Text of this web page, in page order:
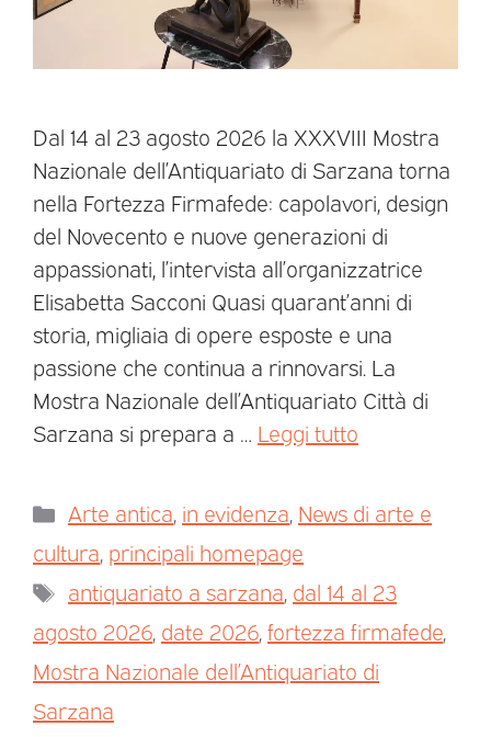
Dal 14 al 23 agosto 2026 la XXXVIII Mostra
Nazionale dell’Antiquariato di Sarzana torna
nella Fortezza Firmafede: capolavori, design
del Novecento e nuove generazioni di
appassionati, l’intervista all’organizzatrice
Elisabetta Sacconi Quasi quarant’anni di
storia, migliaia di opere esposte e una
passione che continua a rinnovarsi. La
Mostra Nazionale dell’Antiquariato Città di
Sarzana si prepara a … Leggi tutto
Arte antica in evidenza News di arte e
cultura principali homepage
antiquariato a sarzana dal 14 al 23
agosto 2026 date 2026 fortezza firmafede
Mostra Nazionale dell’Antiquariato di
Sarzana